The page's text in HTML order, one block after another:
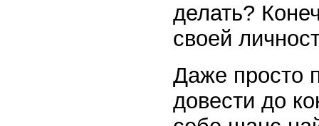
делать?
своей
Даже просто
довести до